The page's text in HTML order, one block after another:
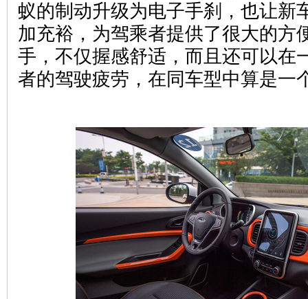
蚁的制动升级为电子手刹，也让新
加充裕，为驾乘者提供了很大的方
手，不仅握感舒适，而且还可以在
者的驾驶疲劳，在同车型中算是一